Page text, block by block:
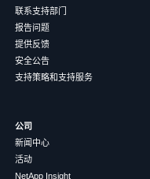
联系支持部门
报告问题
提供反馈
安全公告
支持策略和支持服务
公司
新闻中心
活动
NetApp Insight